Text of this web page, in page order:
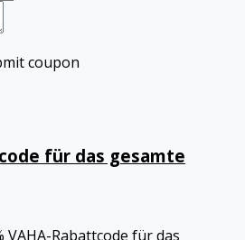
coupon
für das gesamte
VAHA-Rabattcode für das